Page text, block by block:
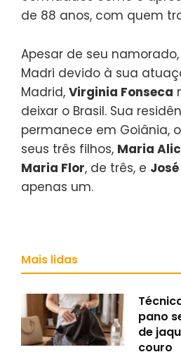
de 88 anos, com quem
Apesar de seu namorado,
Madri devido à sua
Madrid, Virginia Fonseca
deixar o Brasil. Sua
permanece em Goiânia,
seus três filhos, Maria
Maria Flor, de três, e
apenas um.
Mais lidas
pano
de
couro